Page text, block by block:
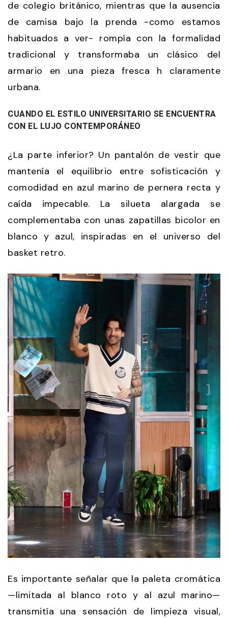
de colegio británico, mientras que la ausencia
de camisa bajo la prenda -como estamos
habituados a ver- rompía con la formalidad
tradicional y transformaba un clásico del
armario en una pieza fresca h claramente
urbana.
CUANDO EL ESTILO UNIVERSITARIO SE ENCUENTRA
CON EL LUJO CONTEMPORÁNEO
¿La parte inferior? Un pantalón de vestir que
mantenía el equilibrio entre sofisticación y
comodidad en azul marino de pernera recta y
caída impecable. La silueta alargada se
complementaba con unas zapatillas bicolor en
blanco y azul, inspiradas en el universo del
basket retro.
Es importante señalar que la paleta cromática
—limitada al blanco roto y al azul marino—
transmitía una sensación de limpieza visual,